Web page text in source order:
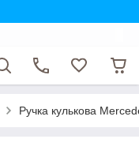
Ручка кулькова